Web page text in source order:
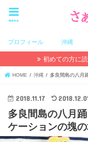
menu
プロフィール 沖縄
初めての方に
HOME 沖縄 多良間島の八月
2018.11.17
多良間島の八月
ケーションの塊の